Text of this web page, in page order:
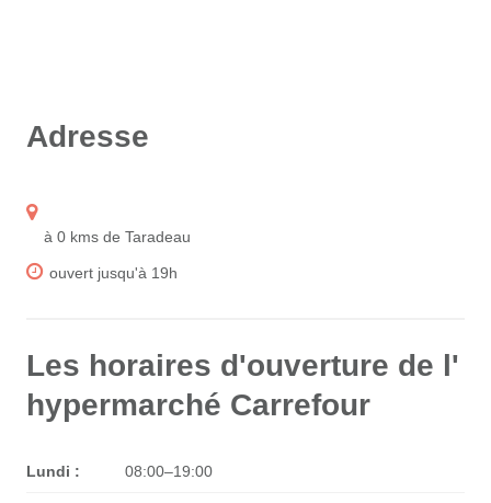
Adresse
à 0 kms de Taradeau
ouvert jusqu'à 19h
Les horaires d'ouverture de l'
hypermarché Carrefour
Lundi : 08:00–19:00